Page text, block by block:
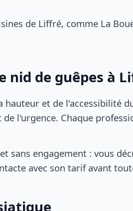
de Liffré, comme La
nid de guêpes à
et de l'accessibilité
l'urgence. Chaque
sans engagement : vous
avec son tarif avant